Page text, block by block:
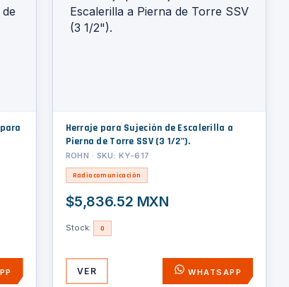
Herraje para Sujeción de Escalerilla a
Pierna de Torre SSV (3 1/2").
ROHN · SKU: KY-617
Radiocomunicación
$5,836.52 MXN
Stock: 0
VER WHATSAPP